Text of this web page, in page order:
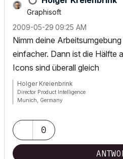
Graphisoft
‎2009-05-29 09:25 AM
Nimm deine
einfacher. Dann ist die Hälfte
Icons sind überall gleich
Holger Kreienbrink
Director Product Intelligence
Munich, Germany
0